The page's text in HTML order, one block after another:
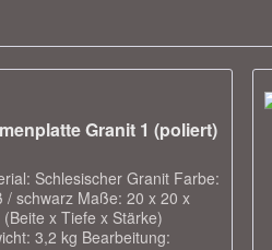
Granit 1 (poliert)
Schlesischer Granit Farbe:
/ schwarz Maße: 20 x 20 x
(Beite x Tiefe x Stärke)
3,2 kg Bearbeitung: